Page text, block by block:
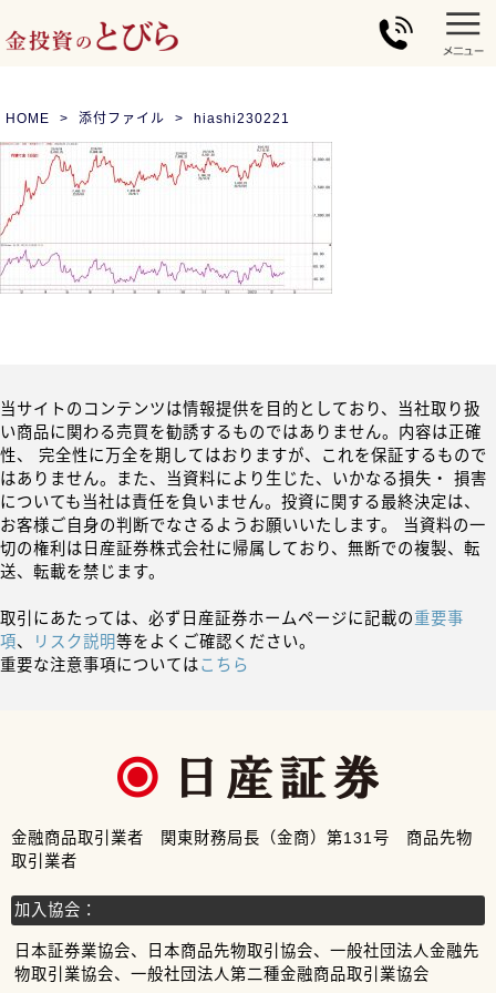
HOME 添付ファイル hiashi230221
当サイトのコンテンツは情報提供を目的としており、当社取り扱
い商品に関わる売買を勧誘するものではありません。内容は正確
性、 完全性に万全を期してはおりますが、これを保証するもので
はありません。また、当資料により生じた、いかなる損失・ 損害
についても当社は責任を負いません。投資に関する最終決定は、
お客様ご自身の判断でなさるようお願いいたします。 当資料の一
切の権利は日産証券株式会社に帰属しており、無断での複製、転
送、転載を禁じます。
取引にあたっては、必ず日産証券ホームページに記載の重要事
項、 リスク説明等をよくご確認ください。
重要な注意事項についてはこちら
金融商品取引業者 関東財務局長（金商）第131号 商品先物
取引業者
加入協会：
日本証券業協会、日本商品先物取引協会、一般社団法人金融先
物取引業協会、一般社団法人第二種金融商品取引業協会